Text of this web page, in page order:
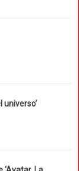
universo’